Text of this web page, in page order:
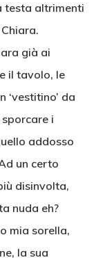
testa altrimenti
già ai
il tavolo, le
‘vestitino’ da
i
addosso
un certo
disinvolta,
nuda eh?
mia sorella,
la sua